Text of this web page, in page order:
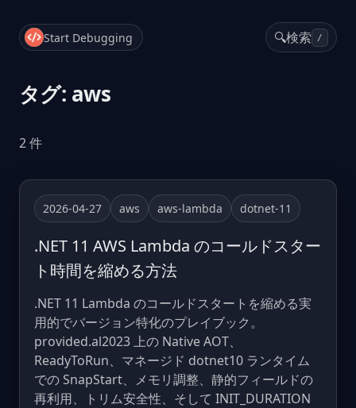
Start Debugging 🔍検索 /
タグ: aws
2 件
2026-04-27 aws aws-lambda dotnet-11
.NET 11 AWS Lambda のコールドスター
ト時間を縮める方法
.NET 11 Lambda のコールドスタートを縮める実
用的でバージョン特化のプレイブック。
provided.al2023 上の Native AOT、
ReadyToRun、マネージド dotnet10 ランタイム
での SnapStart、メモリ調整、静的フィールドの
再利用、トリム安全性、そして INIT_DURATION